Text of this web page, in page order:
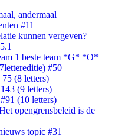
andermaal
#11
kunnen vergeven?
1 beste team *G* *O*
#50
75 (8 letters)
(9 letters)
(10 letters)
opengrensbeleid is de
topic #31